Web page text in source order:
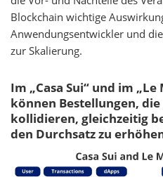
Blockchain wichtige
Anwendungsentwickler und
zur Skalierung.
Im „Casa Sui“ und im
können Bestellungen,
kollidieren, gleichzeitig
den Durchsatz zu